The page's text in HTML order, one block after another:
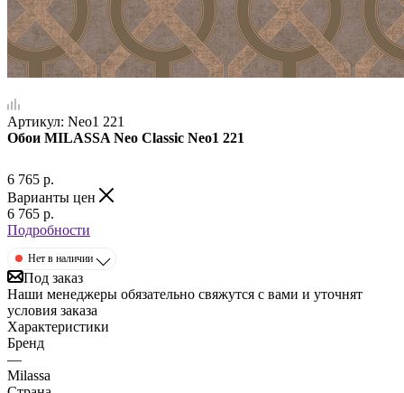
Артикул: Neo1 221
Обои MILASSA Neo Classic Neo1 221
6 765 р.
Варианты цен
6 765 р.
Подробности
Нет в наличии
Под заказ
Наши менеджеры обязательно свяжутся с вами и уточнят
условия заказа
Характеристики
Бренд
—
Milassa